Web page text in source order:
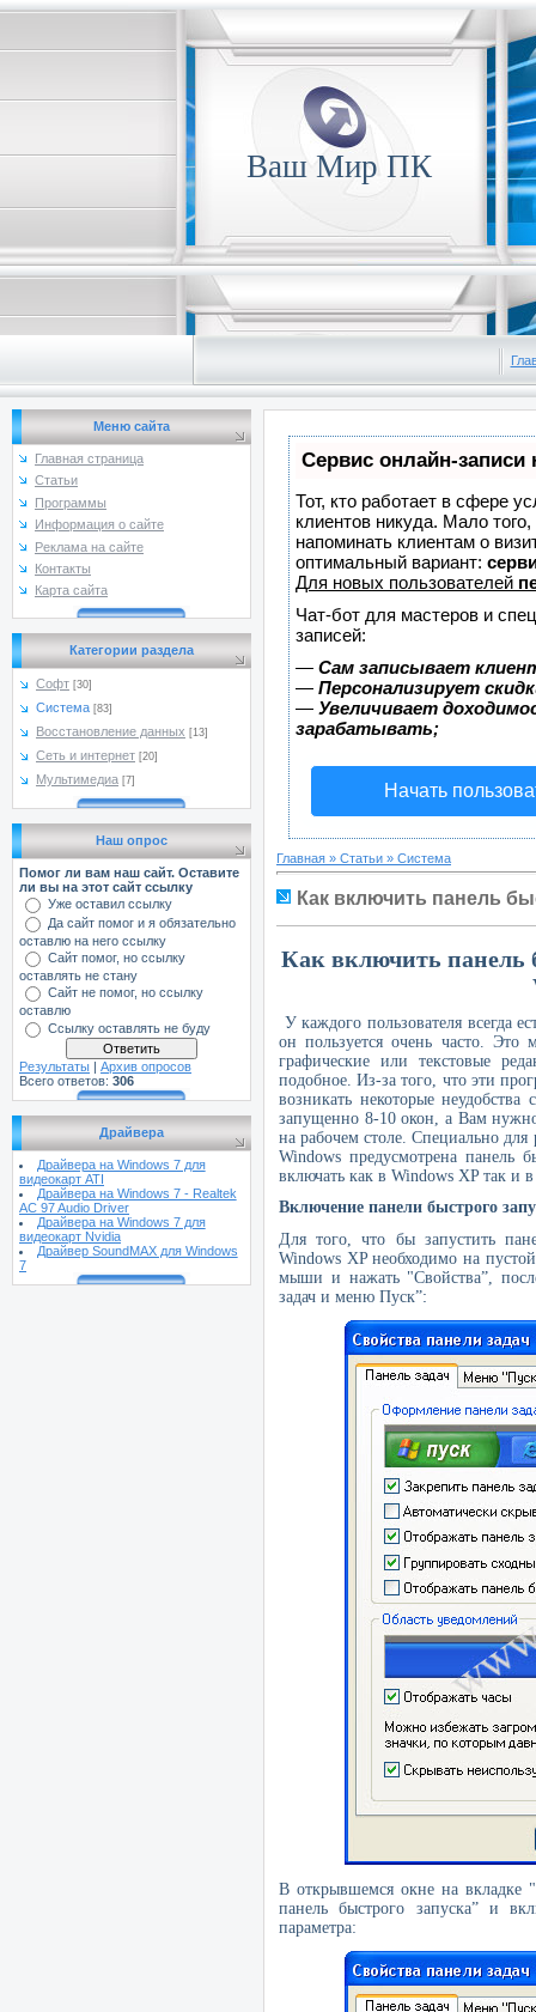
Ваш Мир ПК
Меню сайта
Главная страница
Статьи
Программы
Информация о сайте
Реклама на сайте
Контакты
Карта сайта
Категории раздела
Софт [30]
Система [83]
Восстановление данных [13]
Сеть и интернет [20]
Мультимедиа [7]
Наш опрос
Помог ли вам наш сайт. Оставите
ли вы на этот сайт ссылку
Уже оставил ссылку
Да сайт помог и я обязательно
оставлю на него ссылку
Сайт помог, но ссылку
оставлять не стану
Сайт не помог, но ссылку
оставлю
Ссылку оставлять не буду
Результаты | Архив опросов
Всего ответов: 306
Драйвера
Драйвера на Windows 7 для
видеокарт ATI
Драйвера на Windows 7 - Realtek
AC 97 Audio Driver
Драйвера на Windows 7 для
видеокарт Nvidia
Драйвер SoundMAX для Windows
7
Сервис онлайн-записи
Тот, кто работает в сфере
клиентов никуда. Мало
напоминать клиентам о
оптимальный вариант:
Для новых пользователей
Чат-бот для мастеров и
записей:
— Сам записывает
— Персонализирует
— Увеличивает
зарабатывать;
Начать
Главная » Статьи » Система
Как включить панель
Как включить панель
У каждого пользователя всегда
он пользуется очень часто. Это
графические или текстовые
подобное. Из-за того, что эти
возникать некоторые
запущенно 8-10 окон, а Вам
на рабочем столе. Специально
Windows предусмотрена панель
включать как в Windows XP так и
Включение панели быстрого
Для того, что бы запустить
Windows XPнеобходимо на
мыши и нажать "Свойства”,
задач и меню Пуск”:
В открывшемся окне на вкладке
панель быстрого запуска” и
параметра: